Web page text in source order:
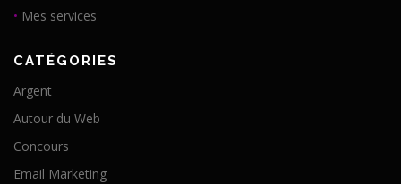
• Mes services
CATÉGORIES
Argent
Autour du Web
Concours
Email Marketing